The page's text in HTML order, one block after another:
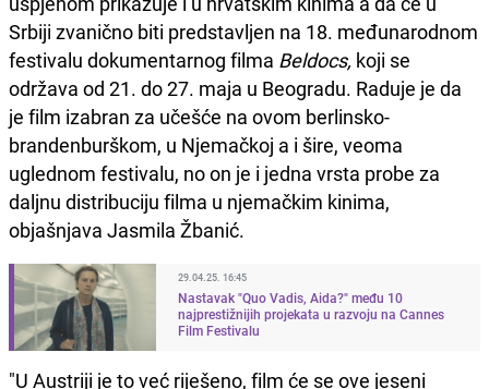
Srbiji zvanično biti predstavljen na 18. međunarodnom
festivalu dokumentarnog filma Beldocs, koji se
održava od 21. do 27. maja u Beogradu. Raduje je da
je film izabran za učešće na ovom berlinsko-
brandenburškom, u Njemačkoj a i šire, veoma
uglednom festivalu, no on je i jedna vrsta probe za
daljnu distribuciju filma u njemačkim kinima,
objašnjava Jasmila Žbanić.
29.04.25. 16:45
Nastavak "Quo Vadis, Aida?" među 10
najprestižnijih projekata u razvoju na Cannes
Film Festivalu
"U Austriji je to već riješeno, film će se ove jeseni